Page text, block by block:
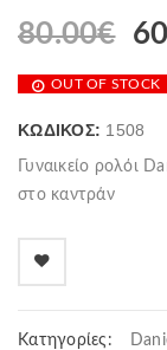
80.00€
OUT OF STOCK
ΚΩΔΙΚΌΣ: 1508
Γυναικείο ρολόι
στο καντράν
Κατηγορίες: